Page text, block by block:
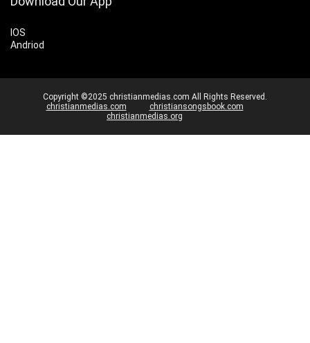
IOS
Andriod
Copyright ©2025 christianmedias.com All Rights Reserved.
christianmedias.com
christiansongsbook.com
christianmedias.org